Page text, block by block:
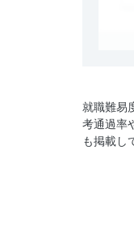
就職難易
考通過率
も掲載し